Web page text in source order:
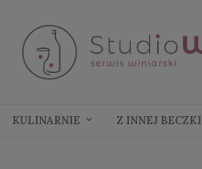
KULINARNIE Z INNEJ BECZKI